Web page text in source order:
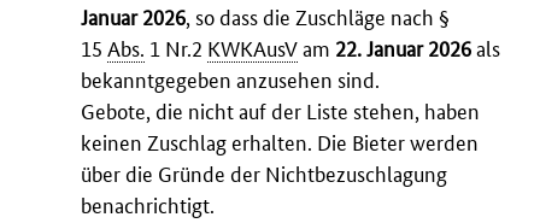
Januar 2026, so dass die Zuschläge nach §
15 Abs. 1 Nr.2 KWKAusVam 22. Januar 2026als
bekanntgegeben anzusehen sind.
Gebote, die nicht auf der Liste stehen, haben
keinen Zuschlag erhalten. Die Bieter werden
über die Gründe der Nichtbezuschlagung
benachrichtigt.